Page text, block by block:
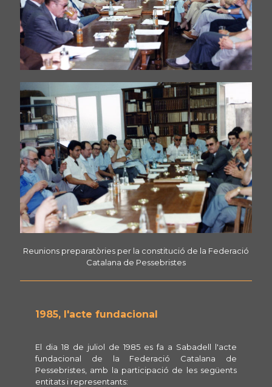
Reunions preparatòries per la constitució de la Federació
Catalana de Pessebristes
1985, l'acte fundacional
El dia 18 de juliol de 1985 es fa a Sabadell l'acte
fundacional de la Federació Catalana de
Pessebristes, amb la participació de les següents
entitats i representants: